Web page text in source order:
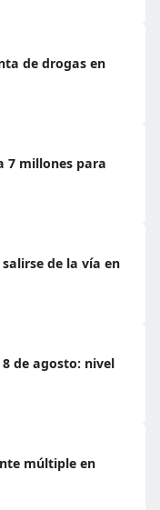
de drogas en
7 millones para
de la vía en
de agosto: nivel
múltiple en